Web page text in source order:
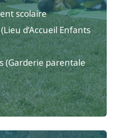
scolaire
d’Accueil Enfants
(Garderie parentale